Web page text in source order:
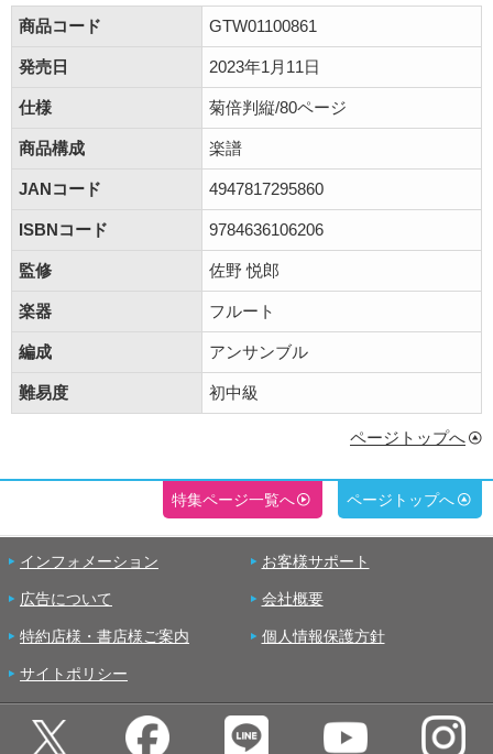
商品コード
GTW01100861
発売日 2023年1月11日
仕様 菊倍判縦/80ページ
商品構成 楽譜
JANコード 4947817295860
ISBNコード 9784636106206
監修 佐野 悦郎
楽器 フルート
編成 アンサンブル
難易度 初中級
ページトップへ
特集ページ一覧へ ページトップへ
インフォメーション お客様サポート
広告について 会社概要
特約店様・書店様ご案内 個人情報保護方針
サイトポリシー